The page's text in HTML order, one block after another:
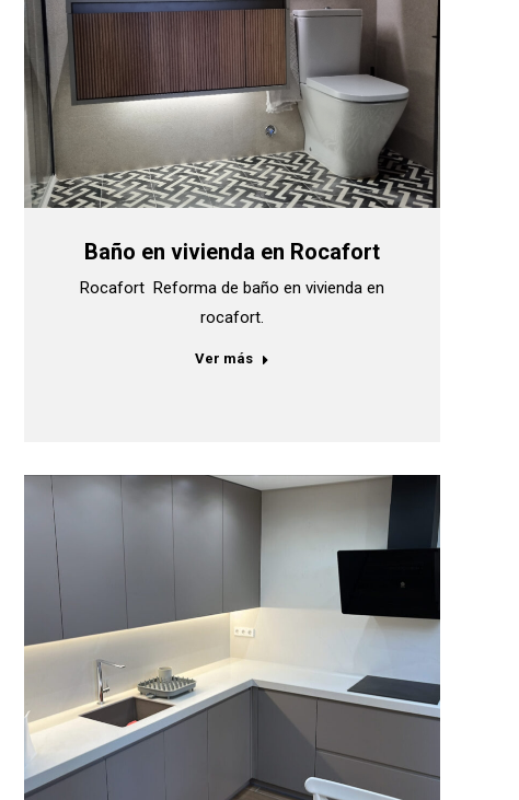
Baño en vivienda en Rocafort
Rocafort Reforma de baño en vivienda en
rocafort.
Ver más